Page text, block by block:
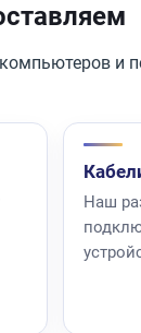
и
Наш